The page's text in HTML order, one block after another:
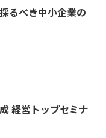
るべき中小企業の
経営トップセミナ